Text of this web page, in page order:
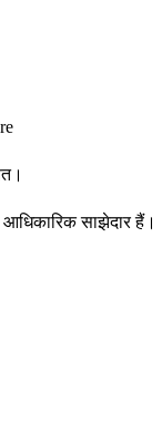
आधिकारिक साझेदार हैं।